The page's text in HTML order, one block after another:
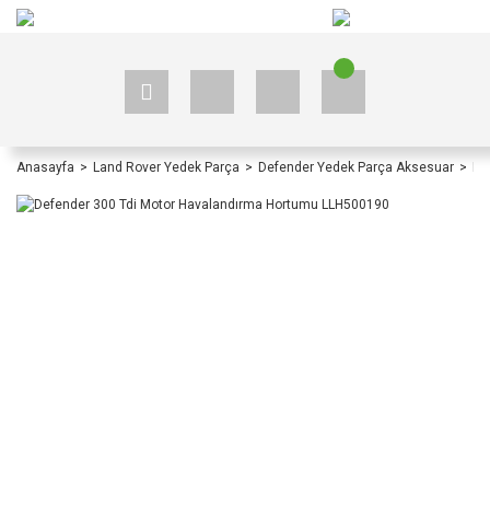
Anasayfa Land Rover Yedek Parça Defender Yedek Parça Aksesuar